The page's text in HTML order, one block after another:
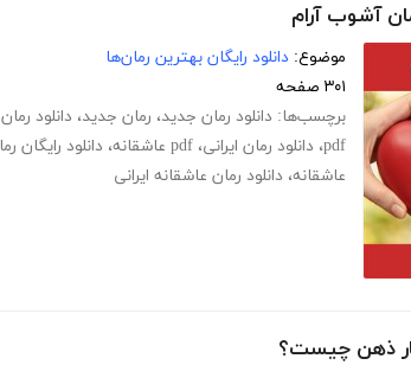
آشوب آرام
موضوع: دانلود رایگان بهترین رمان‌ها
۳۰۱ صفحه
برچسب‌ها: دانلود رمان جدید، رمان جدید، دانلود
pdf، دانلود رمان ایرانی، pdf عاشقانه ، دانلود رایگان
عاشقانه، دانلود رمان عاشقانه ایرانی
ذهن چیست؟